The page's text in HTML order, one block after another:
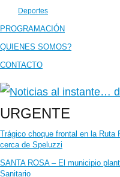
Deportes
PROGRAMACIÓN
QUIENES SOMOS?
CONTACTO
URGENTE
Trágico choque frontal en la Ruta
cerca de Speluzzi
SANTA ROSA – El municipio
Sanitario